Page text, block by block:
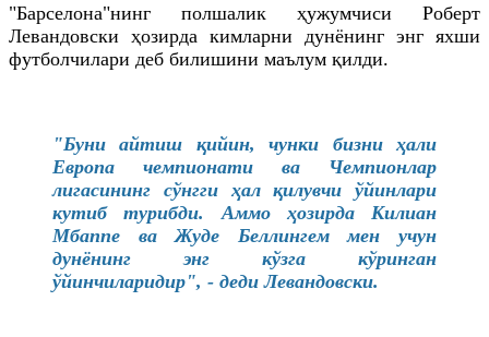
"Барселона"нинг полшалик ҳужумчиси Роберт
Левандовски ҳозирда кимларни дунёнинг энг яхши
футболчилари деб билишини маълум қилди.
"Буни айтиш қийин, чунки бизни ҳали
Европа чемпионати ва Чемпионлар
лигасининг сўнгги ҳал қилувчи ўйинлари
кутиб турибди. Аммо ҳозирда Килиан
Мбаппе ва Жуде Беллингем мен учун
дунёнинг энг кўзга кўринган
ўйинчиларидир", - деди Левандовски.